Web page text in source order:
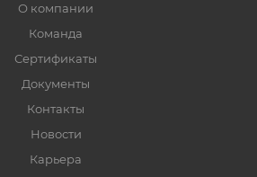
О компании
Команда
Сертификаты
Документы
Контакты
Новости
Карьера